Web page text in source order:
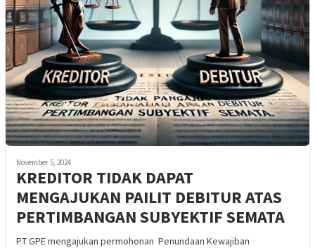
November 5, 2024
KREDITOR TIDAK DAPAT
MENGAJUKAN PAILIT DEBITUR ATAS
PERTIMBANGAN SUBYEKTIF SEMATA
PT GPE mengajukan permohonan Penundaan Kewajiban